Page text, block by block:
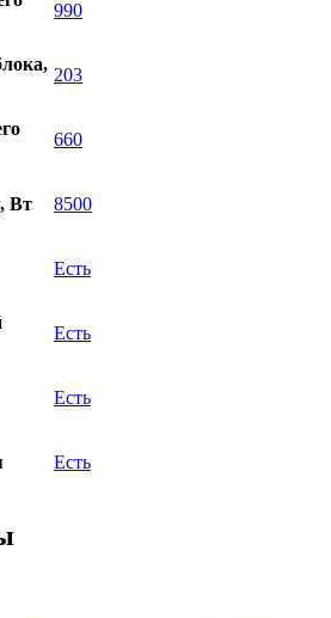
990
203
660
Вт 8500
Есть
Есть
Есть
Есть